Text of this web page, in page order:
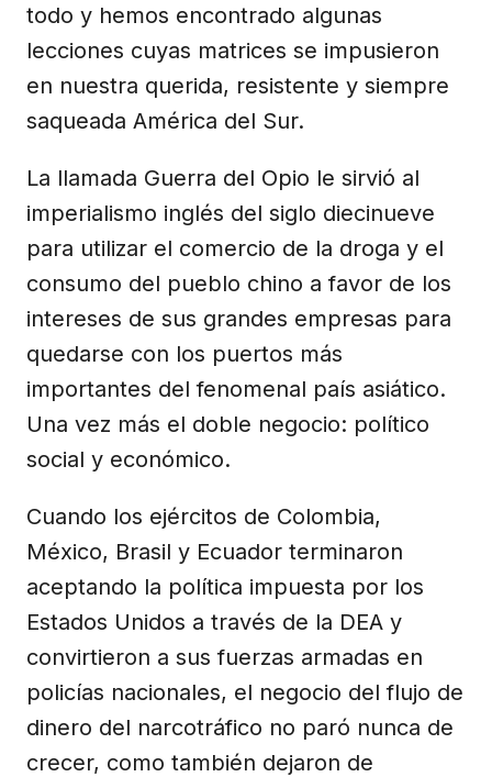
todo y hemos encontrado algunas
lecciones cuyas matrices se impusieron
en nuestra querida, resistente y siempre
saqueada América del Sur.
La llamada Guerra del Opio le sirvió al
imperialismo inglés del siglo diecinueve
para utilizar el comercio de la droga y el
consumo del pueblo chino a favor de los
intereses de sus grandes empresas para
quedarse con los puertos más
importantes del fenomenal país asiático.
Una vez más el doble negocio: político
social y económico.
Cuando los ejércitos de Colombia,
México, Brasil y Ecuador terminaron
aceptando la política impuesta por los
Estados Unidos a través de la DEA y
convirtieron a sus fuerzas armadas en
policías nacionales, el negocio del flujo de
dinero del narcotráfico no paró nunca de
crecer, como también dejaron de